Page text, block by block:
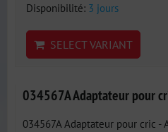
Disponibilité: 3 jours
SELECT VARIANT
034567A Adaptateur pour
034567A Adaptateur pour cric -